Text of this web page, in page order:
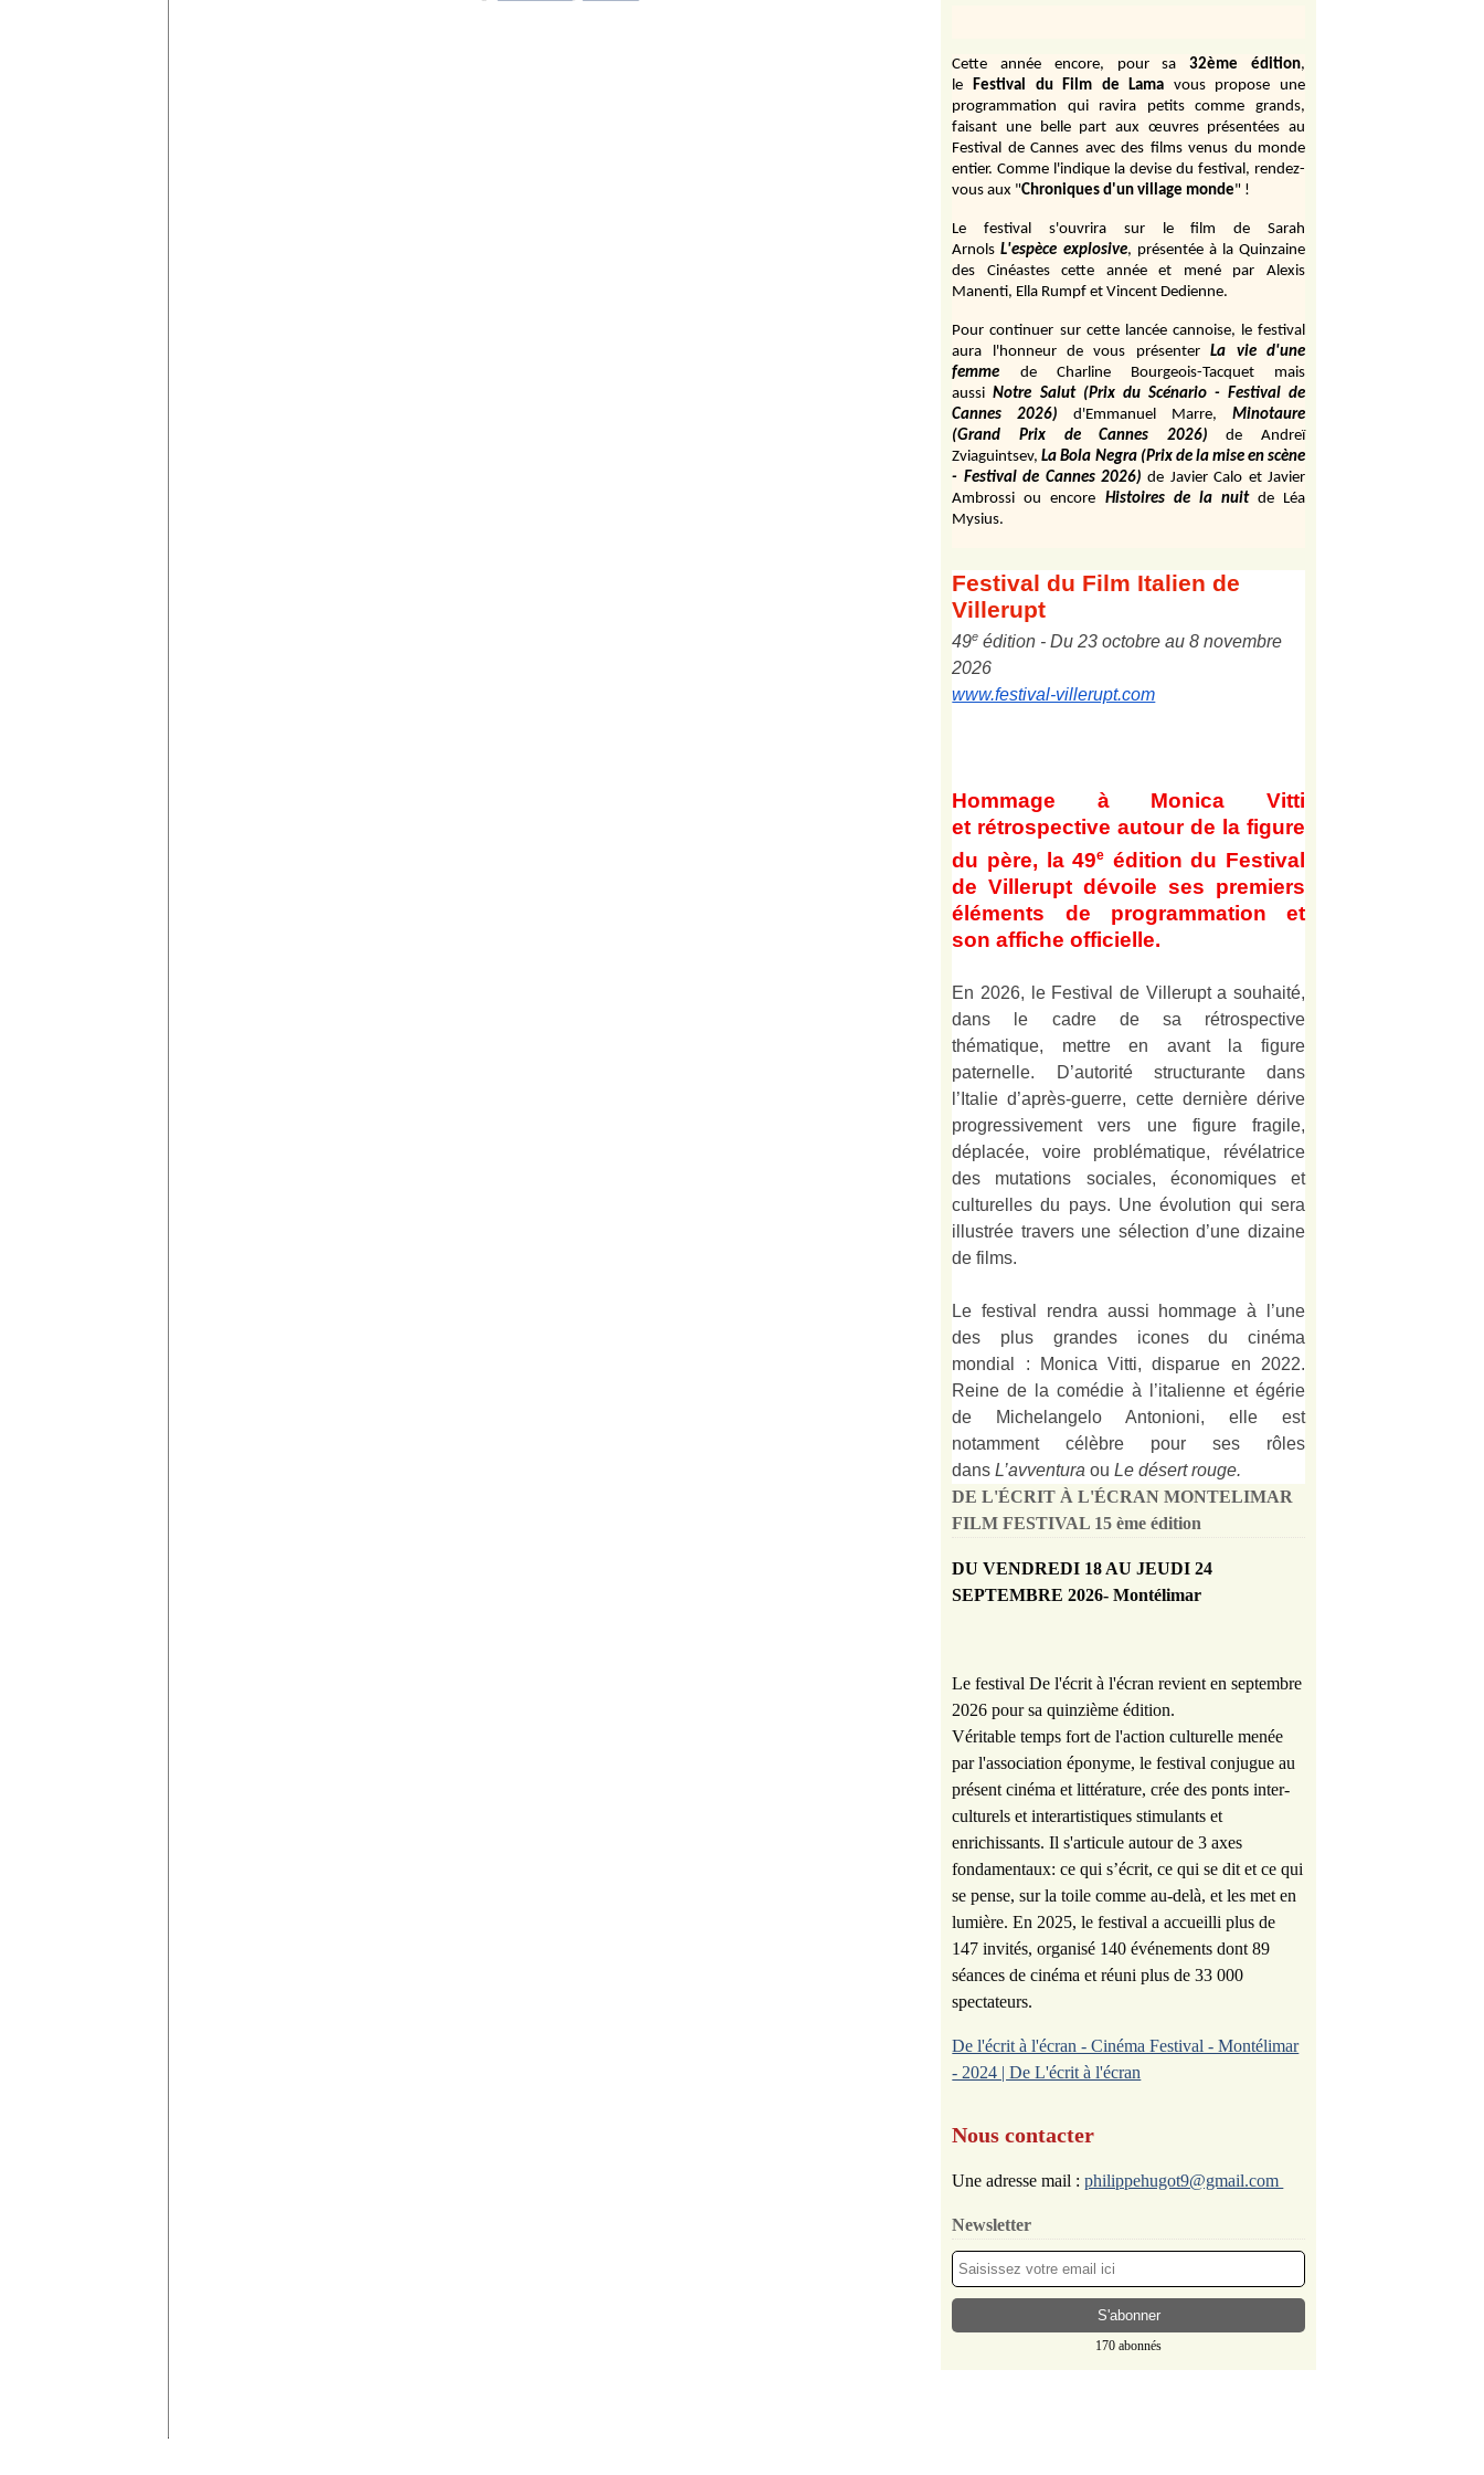
Cette année encore, pour sa 32ème édition,
le Festival du Film de Lama vous propose une
programmation qui ravira petits comme grands,
faisant une belle part aux œuvres présentées au
Festival de Cannes avec des films venus du monde
entier. Comme l'indique la devise du festival, rendez-
vous aux "Chroniques d'un village monde" !
Le festival s'ouvrira sur le film de Sarah
Arnols L'espèce explosive, présentée à la Quinzaine
des Cinéastes cette année et mené par Alexis
Manenti, Ella Rumpf et Vincent Dedienne.
Pour continuer sur cette lancée cannoise, le festival
aura l'honneur de vous présenter
La vie d'une
femme
de Charline Bourgeois-Tacquet
mais
aussi Notre Salut (Prix du Scénario - Festival de
Cannes 2026)
d'Emmanuel Marre,
Minotaure
(Grand Prix de Cannes 2026)
de Andreï
Zviaguintsev,La Bola Negra (Prix de la mise en scène
- Festival de Cannes 2026) de Javier Calo et Javier
Ambrossi ou encore Histoires de la nuit de Léa
Mysius.
Festival du Film Italien de
Villerupt
49e édition - Du 23 octobre au 8 novembre
2026
www.festival-villerupt.com
Hommage à Monica Vitti
et rétrospective autour de la figure
du père, la 49e édition du Festival
de Villerupt dévoile ses premiers
éléments de programmation et
son affiche officielle.
En 2026, le Festival de Villerupt a souhaité,
dans le cadre de sa rétrospective
thématique, mettre en avant la figure
paternelle. D’autorité structurante dans
l’Italie d’après-guerre, cette dernière dérive
progressivement vers une figure fragile,
déplacée, voire problématique, révélatrice
des mutations sociales, économiques et
culturelles du pays. Une évolution qui sera
illustrée travers une sélection d’une dizaine
de films.
Le festival rendra aussi hommage à l’une
des plus grandes icones du cinéma
mondial : Monica Vitti, disparue en 2022.
Reine de la comédie à l’italienne et égérie
de Michelangelo Antonioni, elle est
notamment célèbre pour ses rôles
dans L’avventura ou Le désert rouge.
DE L'ÉCRIT À L'ÉCRAN MONTELIMAR
FILM FESTIVAL 15 ème édition
DU VENDREDI 18 AU JEUDI 24
SEPTEMBRE 2026- Montélimar
Le festival De l'écrit à l'écran revient en septembre
2026 pour sa quinzième édition.
Véritable temps fort de l'action culturelle menée
par l'association éponyme, le festival conjugue au
présent cinéma et littérature, crée des ponts inter-
culturels et interartistiques stimulants et
enrichissants. Il s'articule autour de 3 axes
fondamentaux: ce qui s’écrit, ce qui se dit et ce qui
se pense, sur la toile comme au-delà, et les met en
lumière. En 2025, le festival a accueilli plus de
147 invités, organisé 140 événements dont 89
séances de cinéma et réuni plus de 33 000
spectateurs.
De l'écrit à l'écran - Cinéma Festival - Montélimar
- 2024 | De L'écrit à l'écran
Nous contacter
Une adresse mail :philippehugot9@gmail.com
Newsletter
170 abonnés